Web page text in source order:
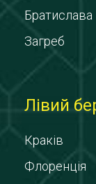
Братислава
Загреб
Лівий
Краків
Флоренція